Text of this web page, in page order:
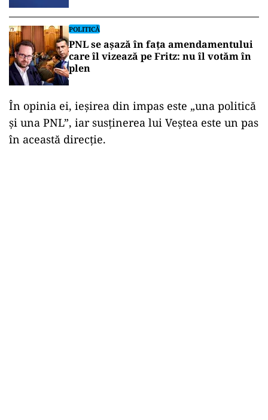
POLITICĂ
PNL se așază în fața amendamentului
care îl vizează pe Fritz: nu îl votăm în
plen
În opinia ei, ieșirea din impas este „una politică
și una PNL”, iar susținerea lui Veștea este un pas
în această direcție.